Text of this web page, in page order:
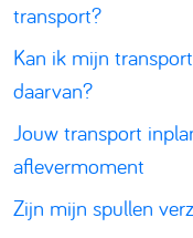
transport?
Kan ik mijn
daarvan?
Jouw transport
aflevermoment
Zijn mijn spullen